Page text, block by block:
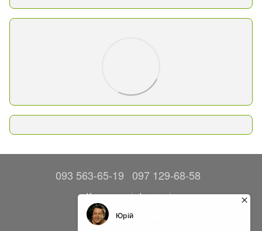
093 563-65-19 097 129-68-58
Контактна інформація
Повна версія сайту